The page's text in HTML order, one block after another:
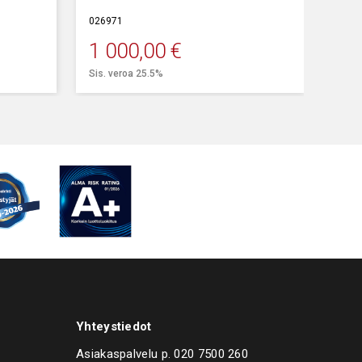
ylläpitolaturiksi esittelyautoille.
026971
1 000,00 €
Sis. veroa 25.5%
Yhteystiedot
Asiakaspalvelu p.020 7500 260